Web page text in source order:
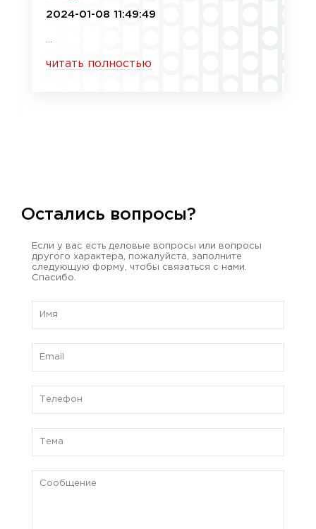
2024-01-08 11:49:49
читать полностью
Остались вопросы?
Если у вас есть деловые вопросы или вопросы
другого характера, пожалуйста, заполните
следующую форму, чтобы связаться с нами.
Спасибо.